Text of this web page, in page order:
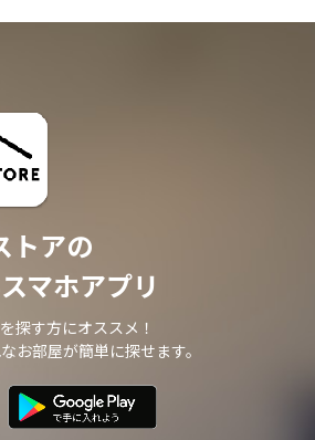
トアの
マホアプリ
探す方にオススメ！
お部屋が簡単に探せます。